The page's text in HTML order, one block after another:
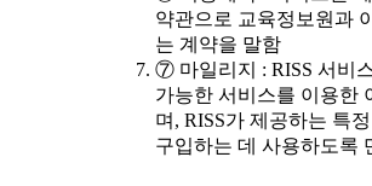
약관으로 교육정보원과
는 계약을 말함
⑦ 마일리지 : RISS 서비
가능한 서비스를 이용한
며, RISS가 제공하는 특
구입하는 데 사용하도록